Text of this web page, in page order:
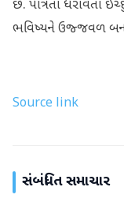
છે. પાત્રતા ધરાવતા
ભવિષ્યને ઉજ્જવળ
Source link
સંબંધિત સમાચાર